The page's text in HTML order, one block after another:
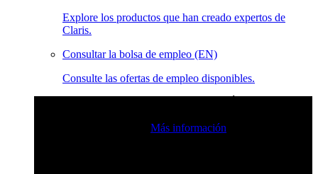
Explore los productos que han creado expertos de
Claris.
Consultar la bolsa de empleo (EN)
Consulte las ofertas de empleo disponibles.
Más información